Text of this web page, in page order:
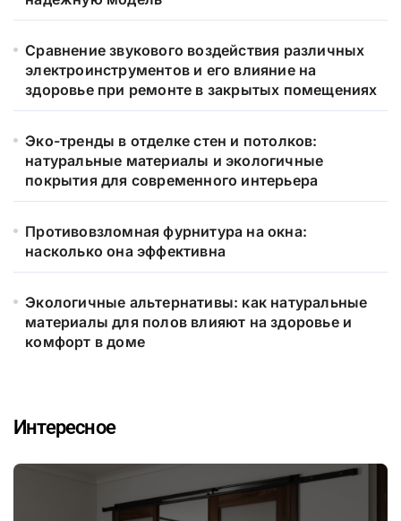
Сравнение звукового воздействия различных
электроинструментов и его влияние на
здоровье при ремонте в закрытых помещениях
Эко-тренды в отделке стен и потолков:
натуральные материалы и экологичные
покрытия для современного интерьера
Противовзломная фурнитура на окна:
насколько она эффективна
Экологичные альтернативы: как натуральные
материалы для полов влияют на здоровье и
комфорт в доме
Интересное